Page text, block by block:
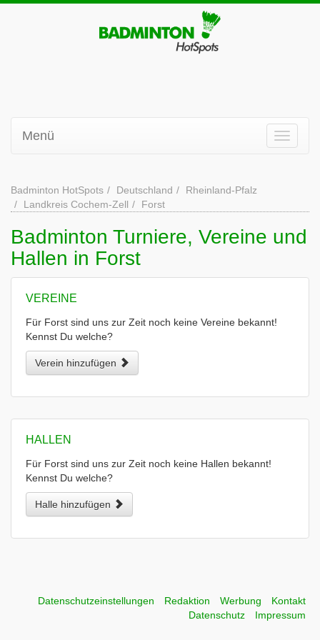
Menü
Badminton HotSpots Deutschland
Rheinland-Pfalz
Landkreis Cochem-Zell
Forst
Badminton Turniere, Vereine und
Hallen in Forst
VEREINE
Für Forst sind uns zur Zeit noch keine Vereine bekannt!
Kennst Du welche?
Verein hinzufügen
HALLEN
Für Forst sind uns zur Zeit noch keine Hallen bekannt!
Kennst Du welche?
Halle hinzufügen
Datenschutzeinstellungen Redaktion Werbung
Kontakt
Datenschutz
Impressum